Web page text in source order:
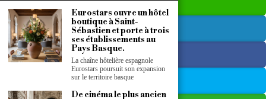
Eurostars ouvre un hôtel
boutique à Saint-
Sébastien et porte à trois
ses établissements au
Pays Basque.
La chaîne hôtelière espagnole
Eurostars poursuit son expansion
sur le territoire basque
De cinéma le plus ancien